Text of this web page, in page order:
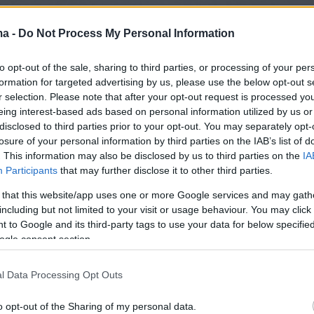
- Do Not Process My Personal Information
opt-out of the sale, sharing to third parties, or processing of your
for targeted advertising by us, please use the below opt-out
selection. Please note that after your opt-out request is processed
interest-based ads based on personal information utilized by us
to third parties prior to your opt-out. You may separately
of your personal information by third parties on the IAB’s list of
This information may also be disclosed by us to third parties on the
Participants that may further disclose it to other third parties.
that this website/app uses one or more Google services and may
but not limited to your visit or usage behaviour. You may
to Google and its third-party tags to use your data for below
consent section.
Data Processing Opt Outs
opt-out of the Sharing of my personal data.
ειδική εκδήλωση που πραγματοποιήθηκε στο
Κρίσης και Πολιτικής Προστασίας η
Επιτροπής «Ελλάδα 2021»,Γιάννα
Δασκαλάκη, υπενθύμισε ότι «τότε
πως όλα τα έσοδα που θα μαζέψει η
του νομισματικού της προγράμματος, από
έως και τη λήξη του στις 20 Δεκεμβρίου
για την θωράκιση της χώρας απέναντι
καταστροφές».